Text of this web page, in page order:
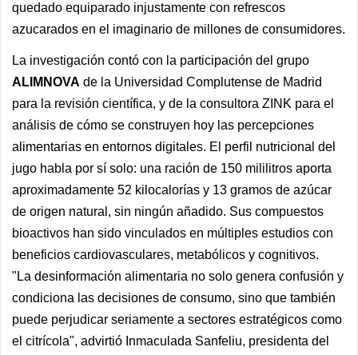
quedado equiparado injustamente con refrescos
azucarados en el imaginario de millones de consumidores.
La investigación contó con la participación del grupo
ALIMNOVA de la Universidad Complutense de Madrid
para la revisión científica, y de la consultora ZINK para el
análisis de cómo se construyen hoy las percepciones
alimentarias en entornos digitales. El perfil nutricional del
jugo habla por sí solo: una ración de 150 mililitros aporta
aproximadamente 52 kilocalorías y 13 gramos de azúcar
de origen natural, sin ningún añadido. Sus compuestos
bioactivos han sido vinculados en múltiples estudios con
beneficios cardiovasculares, metabólicos y cognitivos.
"La desinformación alimentaria no solo genera confusión y
condiciona las decisiones de consumo, sino que también
puede perjudicar seriamente a sectores estratégicos como
el citrícola", advirtió Inmaculada Sanfeliu, presidenta del